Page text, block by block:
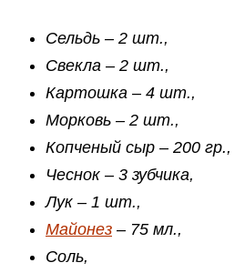
Сельдь – 2 шт.,
Свекла – 2 шт.,
Картошка – 4 шт.,
Морковь – 2 шт.,
Копченый сыр – 200 гр.,
Чеснок – 3 зубчика,
Лук – 1 шт.,
Майонез – 75 мл.,
Соль,